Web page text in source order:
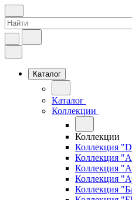
Каталог
Каталог
Коллекции
Коллекции
Коллекция
Коллекция
Коллекция
Коллекция
Коллекция